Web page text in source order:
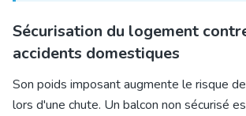
Sécurisation du logement
accidents domestiques
Son poids imposant augmente le risque
lors d'une chute. Un balcon non sécurisé